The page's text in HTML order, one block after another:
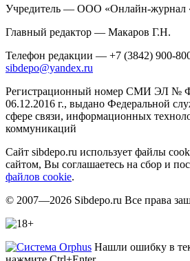
Учредитель — ООО «Онлайн-журнал
Главный редактор — Макаров Г.Н.
Телефон редакции — +7 (3842) 900-
sibdepo@yandex.ru
Регистрационный номер СМИ ЭЛ №
06.12.2016 г., выдано Федеральной
сфере связи, информационных
коммуникаций
Сайт sibdepo.ru использует файлы
сайтом, Вы соглашаетесь на сбор и
файлов cookie.
© 2007—2026 Sibdepo.ru Все права
Нашли ошибку в